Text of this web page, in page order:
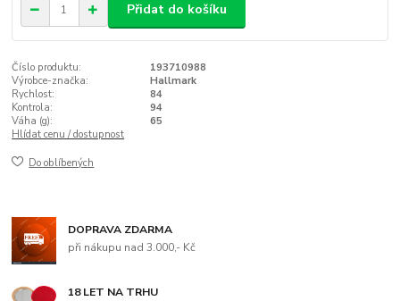
Přidat do košíku
Číslo produktu:
193710988
Výrobce-značka:
Hallmark
Rychlost:
84
Kontrola:
94
Váha (g):
65
Hlídat cenu / dostupnost
Do oblíbených
DOPRAVA ZDARMA
při nákupu nad 3.000,- Kč
18 LET NA TRHU